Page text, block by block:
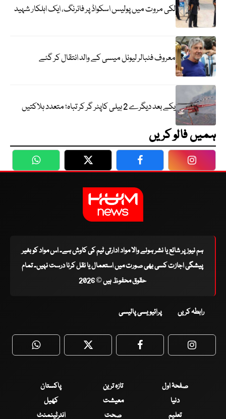
لکی مروت میں پولیس اسکواڈ پر فائرنگ، ایک اہلکار شہید
معروف فٹبالر لیونل میسی کے والد انتقال کر گئے
یکے بعد دیگرے 2 ہیلی کاپٹر گر کر تباہ؛ متعدد ہلاکتیں
ہمیں فالو کریں
WhatsApp Twitter Facebook
ہم نیوز پر شائع یا نشر ہونے والا مواد ادارتی ٹیم کی کاوش ہے۔ اس مواد کو بغیر
پیشگی اجازت کسی بھی صورت میں استعمال یا نقل کرنا درست نہیں۔ تمام
حقوق محفوظ ہیں © 2026
رابطہ کریں پرائیویسی پالیسی
WhatsApp Twitter Facebook
صفحۂ اول تازہ ترین
پاکستان
دنیا
معیشت
کھیل
تعلیم
صحت انٹرٹینمنٹ